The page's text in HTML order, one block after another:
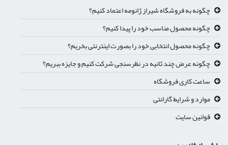
چگونه به فروشگاه شیراز ژانومه اعتماد کنیم؟
چگونه محصول مناسب خود را پیدا کنیم؟
چگونه محصول انتخابی خود را بصورت اینترنتی بخریم؟
چگونه عرض چند ثانیه در نظرسنجی شرکت کنیم و جایزه ببریم؟
ساعت کاری فروشگاه
موارد و شرایط گارانتی
قوانین سایت